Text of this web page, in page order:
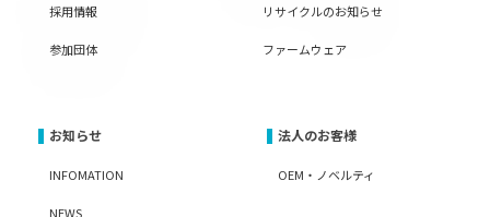
採用情報
参加団体
リサイクルのお知らせ
ファームウェア
お知らせ
INFOMATION
NEWS
法人のお客様
OEM・ノベルティ